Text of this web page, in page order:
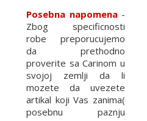
Posebna napomena-
Zbog specificnosti
robe preporucujemo
da prethodno
proverite sa Carinom u
svojoj zemlji da li
mozete da uvezete
artikal koji Vas zanima(
posebnu paznju